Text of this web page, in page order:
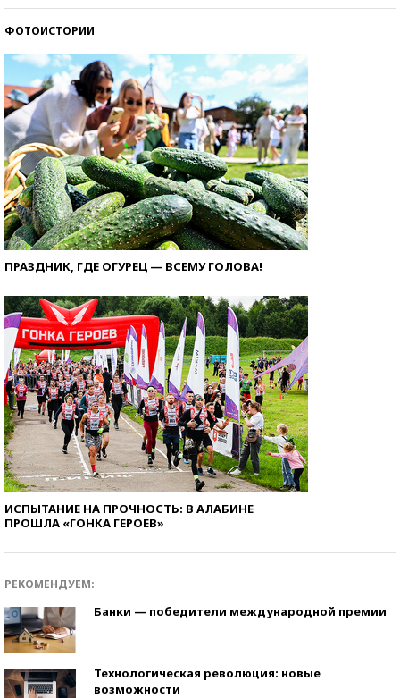
ФОТОИСТОРИИ
ПРАЗДНИК, ГДЕ ОГУРЕЦ — ВСЕМУ ГОЛОВА!
ИСПЫТАНИЕ НА ПРОЧНОСТЬ: В АЛАБИНЕ
ПРОШЛА «ГОНКА ГЕРОЕВ»
РЕКОМЕНДУЕМ:
Банки — победители международной премии
Технологическая революция: новые
возможности